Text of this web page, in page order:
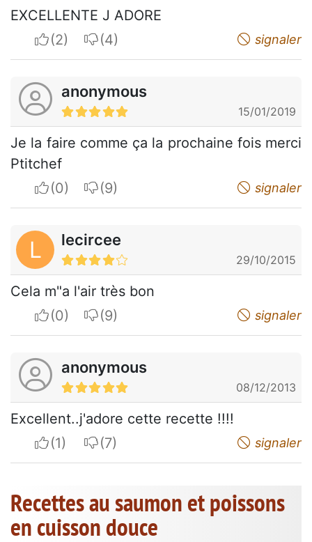
EXCELLENTE J ADORE
I apreciateI do not appreciate signaler
anonymous
15/01/2019
Je la faire comme ça la prochaine fois merci
Ptitchef
I apreciateI do not appreciate signaler
L lecircee
29/10/2015
Cela m"a l'air très bon
I apreciateI do not appreciate signaler
anonymous
08/12/2013
Excellent..j'adore cette recette !!!!
I apreciateI do not appreciate signaler
Recettes au saumon et poissons
en cuisson douce